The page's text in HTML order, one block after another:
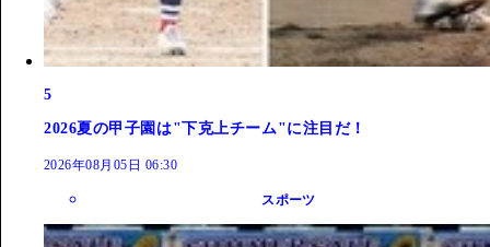
5
2026夏の甲子園は"下克上チーム"に注目だ！
2026年08月05日 06:30
スポーツ